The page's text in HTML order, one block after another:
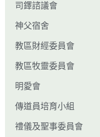
司鐸諮議會
神父宿舍
教區財經委員會
教區牧靈委員會
明愛會
傳道員培育小組
禮儀及聖事委員會